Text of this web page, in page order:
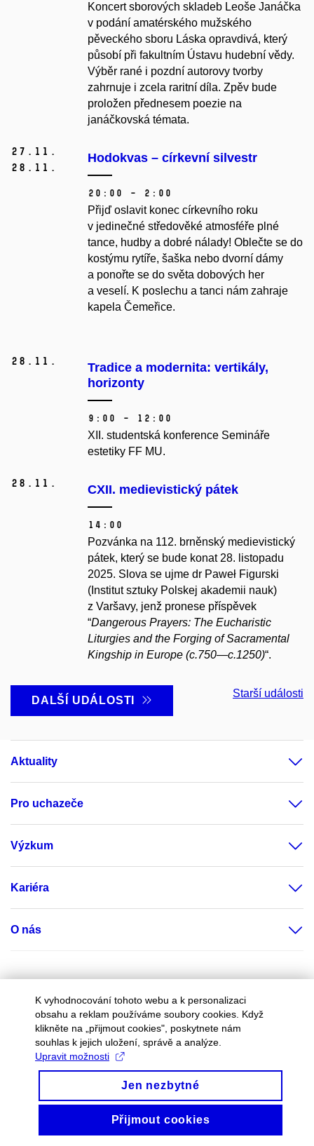
Koncert sborových skladeb Leoše Janáčka
v podání amatérského mužského
pěveckého sboru Láska opravdivá, který
působí při fakultním Ústavu hudební vědy.
Výběr rané i pozdní autorovy tvorby
zahrnuje i zcela raritní díla. Zpěv bude
proložen přednesem poezie na
janáčkovská témata.
27. 11.
28. 11.
Hodokvas –⁠⁠⁠⁠⁠⁠ církevní silvestr
20:00 – 2:00
Přijď oslavit konec církevního roku
v jedinečné středověké atmosféře plné
tance, hudby a dobré nálady! Oblečte se do
kostýmu rytíře, šaška nebo dvorní dámy
a ponořte se do světa dobových her
a veselí. K poslechu a tanci nám zahraje
kapela Čemeřice.
28. 11.
Tradice a modernita: vertikály,
horizonty
9:00 – 12:00
XII. studentská konference Semináře
estetiky FF MU.
28. 11. CXII. medievistický pátek
14:00
Pozvánka na 112. brněnský medievistický
pátek, který se bude konat 28. listopadu
2025. Slova se ujme dr Paweł Figurski
(Institut sztuky Polskej akademii nauk)
z Varšavy, jenž pronese příspěvek
“Dangerous Prayers: The Eucharistic
Liturgies and the Forging of Sacramental
Kingship in Europe (c.750—c.1250)“.
DALŠÍ UDÁLOSTI
Starší události
Aktuality
Pro uchazeče
Výzkum
Kariéra
O nás
IS Inet.muni.cz Online výuka
Instagram
LinkedIn
Discord
Youtube
Spotify
K vyhodnocování tohoto webu a k personalizaci
obsahu a reklam používáme soubory cookies. Když
klikněte na „přijmout cookies", poskytnete nám
souhlas k jejich uložení, správě a analýze.
Upravit možnosti
Jen nezbytné
Přijmout cookies